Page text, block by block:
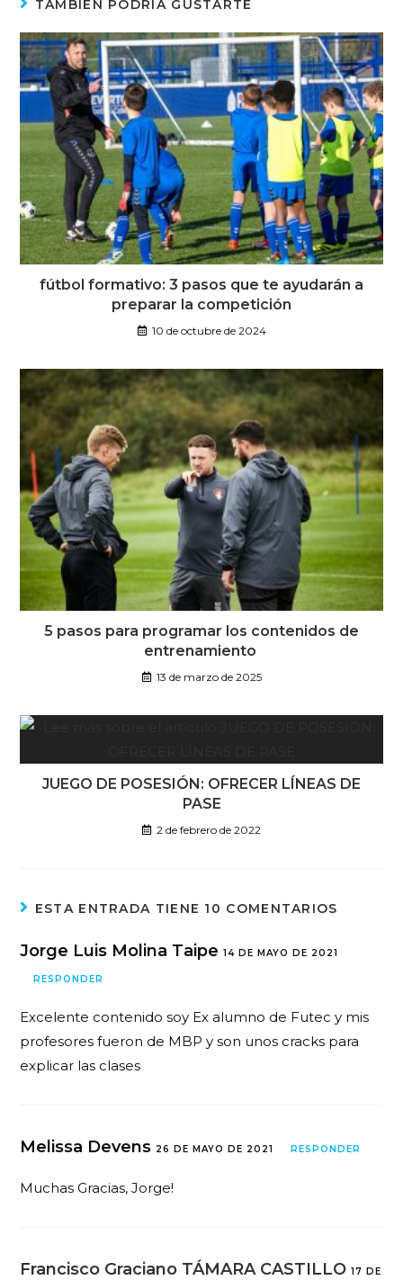
TAMBIÉN PODRÍA GUSTARTE
fútbol formativo: 3 pasos que te ayudarán a
preparar la competición
10 de octubre de 2024
5 pasos para programar los contenidos de
entrenamiento
13 de marzo de 2025
JUEGO DE POSESIÓN: OFRECER LÍNEAS DE
PASE
2 de febrero de 2022
ESTA ENTRADA TIENE 10 COMENTARIOS
Jorge Luis Molina Taipe14 DE MAYO DE 2021
RESPONDER
Excelente contenido soy Ex alumno de Futec y mis
profesores fueron de MBP y son unos cracks para
explicar las clases
Melissa Devens 26 DE MAYO DE 2021 RESPONDER
Muchas Gracias, Jorge!
Francisco Graciano TÁMARA CASTILLO 17 DE